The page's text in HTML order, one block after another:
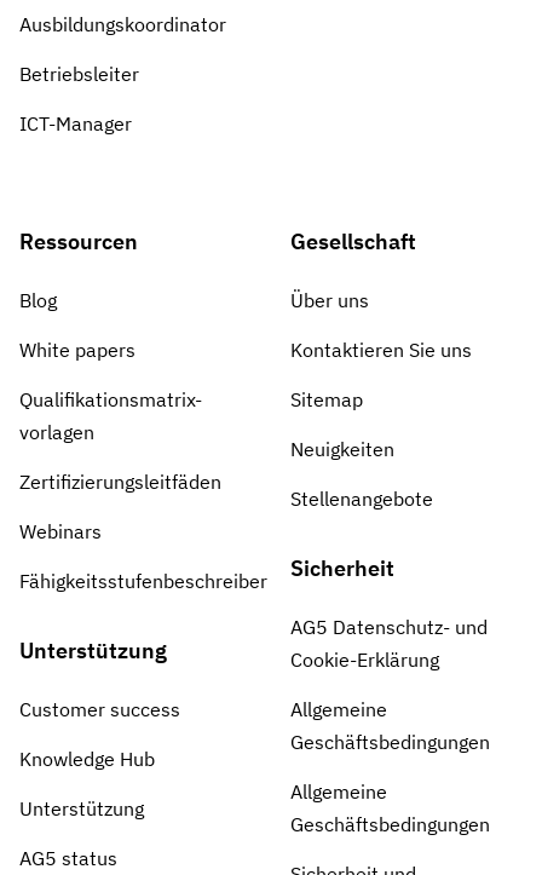
Ausbildungskoordinator
Betriebsleiter
ICT-Manager
Ressourcen
Blog
White papers
Qualifikationsmatrix-
vorlagen
Zertifizierungsleitfäden
Webinars
Fähigkeitsstufenbeschreiber
Unterstützung
Customer success
Knowledge Hub
Unterstützung
AG5 status
Gesellschaft
Über uns
Kontaktieren Sie uns
Sitemap
Neuigkeiten
Stellenangebote
Sicherheit
AG5 Datenschutz- und
Cookie-Erklärung
Allgemeine
Geschäftsbedingungen
Allgemeine
Geschäftsbedingungen